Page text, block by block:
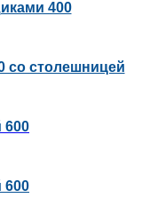
400
со столешницей
600
600